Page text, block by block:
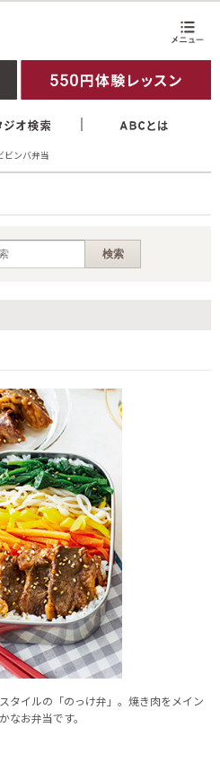
ビンバ弁当
タイルの「のっけ弁」。焼き肉をメイン
なお弁当です。